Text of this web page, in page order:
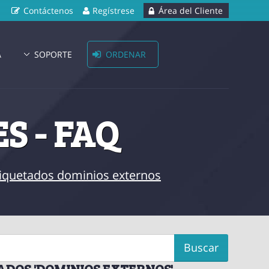
Contáctenos Regístrese Área del Cliente
SOPORTE ORDENAR
- FAQ
dominios externos